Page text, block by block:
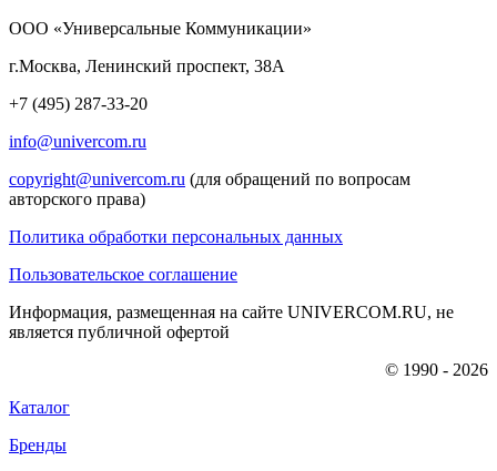
ООО «Универсальные Коммуникации»
г.Москва, Ленинский проспект, 38А
+7 (495) 287-33-20
info@univercom.ru
copyright@univercom.ru (для обращений по вопросам
авторского права)
Политика обработки персональных данных
Пользовательское соглашение
Информация, размещенная на сайте UNIVERCOM.RU, не
является публичной офертой
© 1990 - 2026
Каталог
Бренды